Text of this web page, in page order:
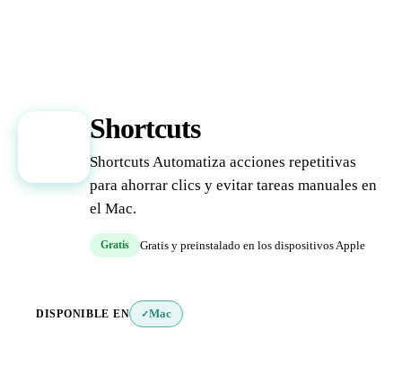
Shortcuts
Shortcuts Automatiza acciones repetitivas
para ahorrar clics y evitar tareas manuales en
el Mac.
Gratis Gratis y preinstalado en los dispositivos Apple
DISPONIBLE EN ✓Mac